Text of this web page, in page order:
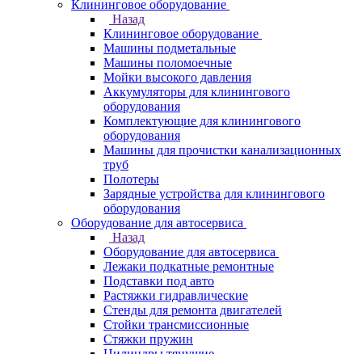
Клининговое оборудование
Назад
Клининговое оборудование
Машины подметальные
Машины поломоечные
Мойки высокого давления
Аккумуляторы для клинингового
оборудования
Комплектующие для клинингового
оборудования
Машины для прочистки канализационных
труб
Полотеры
Зарядные устройства для клинингового
оборудования
Оборудование для автосервиса
Назад
Оборудование для автосервиса
Лежаки подкатные ремонтные
Подставки под авто
Растяжки гидравлические
Стенды для ремонта двигателей
Стойки трансмиссионные
Стяжки пружин